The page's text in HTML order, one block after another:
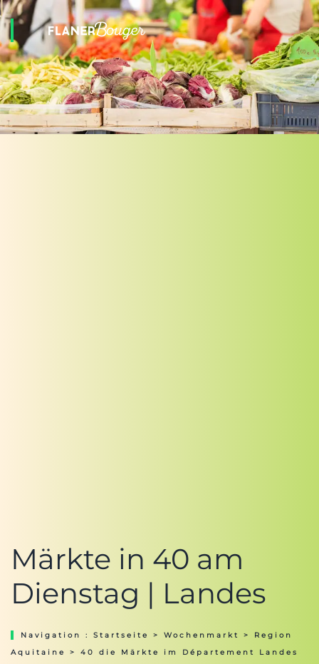
Märkte in 40 am
Dienstag | Landes
Navigation : Startseite > Wochenmarkt > Region
Aquitaine
> 40 die Märkte im Département Landes